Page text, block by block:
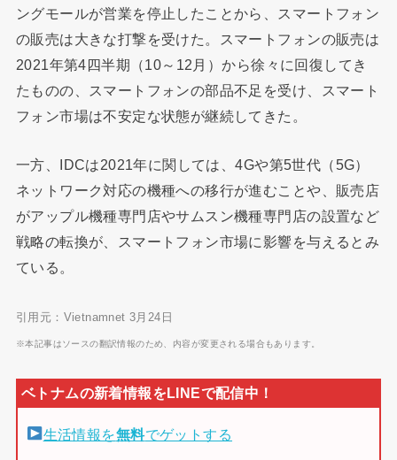
ングモールが営業を停止したことから、スマートフォン
の販売は大きな打撃を受けた。スマートフォンの販売は
2021年第4四半期（10～12月）から徐々に回復してき
たものの、スマートフォンの部品不足を受け、スマート
フォン市場は不安定な状態が継続してきた。
一方、IDCは2021年に関しては、4Gや第5世代（5G）
ネットワーク対応の機種への移行が進むことや、販売店
がアップル機種専門店やサムスン機種専門店の設置など
戦略の転換が、スマートフォン市場に影響を与えるとみ
ている。
引用元：Vietnamnet 3月24日
※本記事はソースの翻訳情報のため、内容が変更される場合もあります。
生活情報を無料でゲットする